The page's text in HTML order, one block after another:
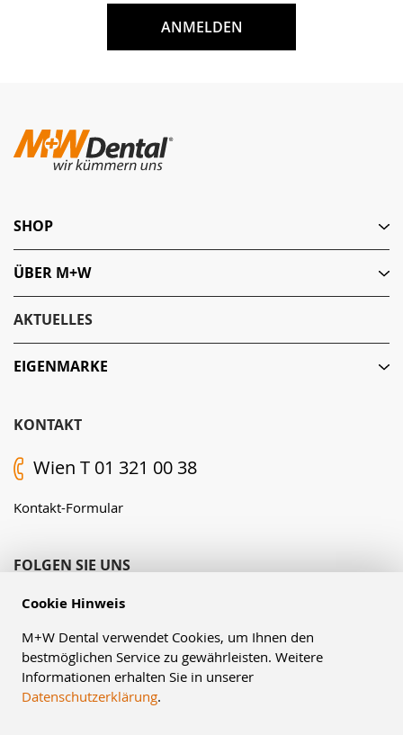
Cookie Hinweis
M+W Dental verwendet Cookies, um Ihnen den
bestmöglichen Service zu gewährleisten. Weitere
Informationen erhalten Sie in unserer
Datenschutzerklärung.
ANMELDEN
KONTAKT
Wien T 01 321 00 38
Kontakt-Formular
FOLGEN SIE UNS
SHOP
ÜBER M+W
AKTUELLES
EIGENMARKE